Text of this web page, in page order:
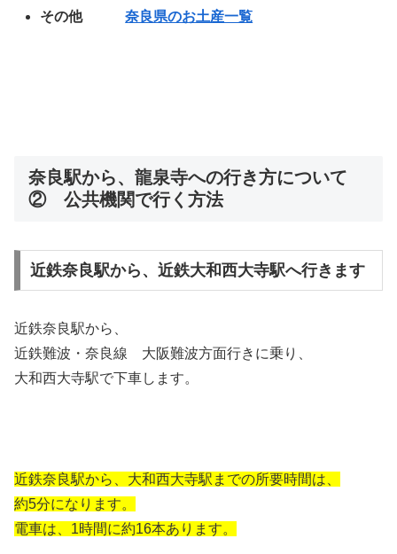
その他奈良県のお土産一覧
奈良駅から、龍泉寺への行き方について
② 公共機関で行く方法
近鉄奈良駅から、近鉄大和西大寺駅へ行きます
近鉄奈良駅から、
近鉄難波・奈良線 大阪難波方面行きに乗り、
大和西大寺駅で下車します。
近鉄奈良駅から、大和西大寺駅までの所要時間は、
約5分になります。
電車は、1時間に約16本あります。